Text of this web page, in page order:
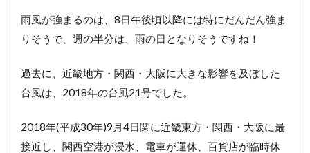
雨風が強まるのは、8日午後頃以降には特にだんだん強ま
りそうで、週の半分は、雨の日となりそうですね！
過去に、近畿地方・関西・大阪に大きな影響を及ぼした
台風は、2018年の台風21号でした。
2018年(平成30年)9月4日関に近畿東方・関西・大阪に最
接近し、関西空港が浸水、電車が運休、百貨店が臨時休